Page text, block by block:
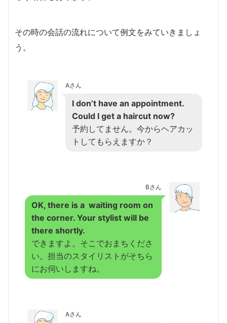
その時の会話の流れについて例文をみていきましょ
う。
Aさん
I don’t have an appointment.
Could I get a haircut now?
予約してません。今からヘアカッ
トしてもらえますか？
Bさん
OK, there is a waiting room on
the corner. Your stylist will be
there shortly.
できますよ。そこでおまちくださ
い。担当のスタイリストがそちら
にお伺いしますね。
Aさん